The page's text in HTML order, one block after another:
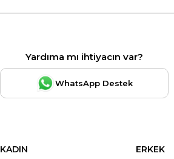
Yardıma mı ihtiyacın var?
WhatsApp Destek
KADIN
ERKEK